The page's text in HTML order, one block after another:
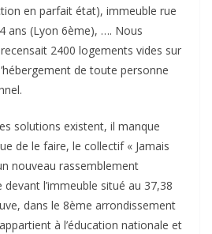
en parfait état), immeuble rue
ans (Lyon 6ème), …. Nous
recensait 2400 logements vides sur
de toute personne
solutions existent, il manque
de le faire, le collectif « Jamais
nouveau rassemblement
l’immeuble situé au 37,38
dans le 8ème arrondissement
à l’éducation nationale et